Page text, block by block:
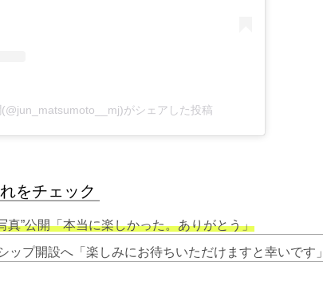
がシェアした投稿
をチェック
真”公開「本当に楽しかった。ありがとう」
ップ開設へ「楽しみにお待ちいただけますと幸いです」